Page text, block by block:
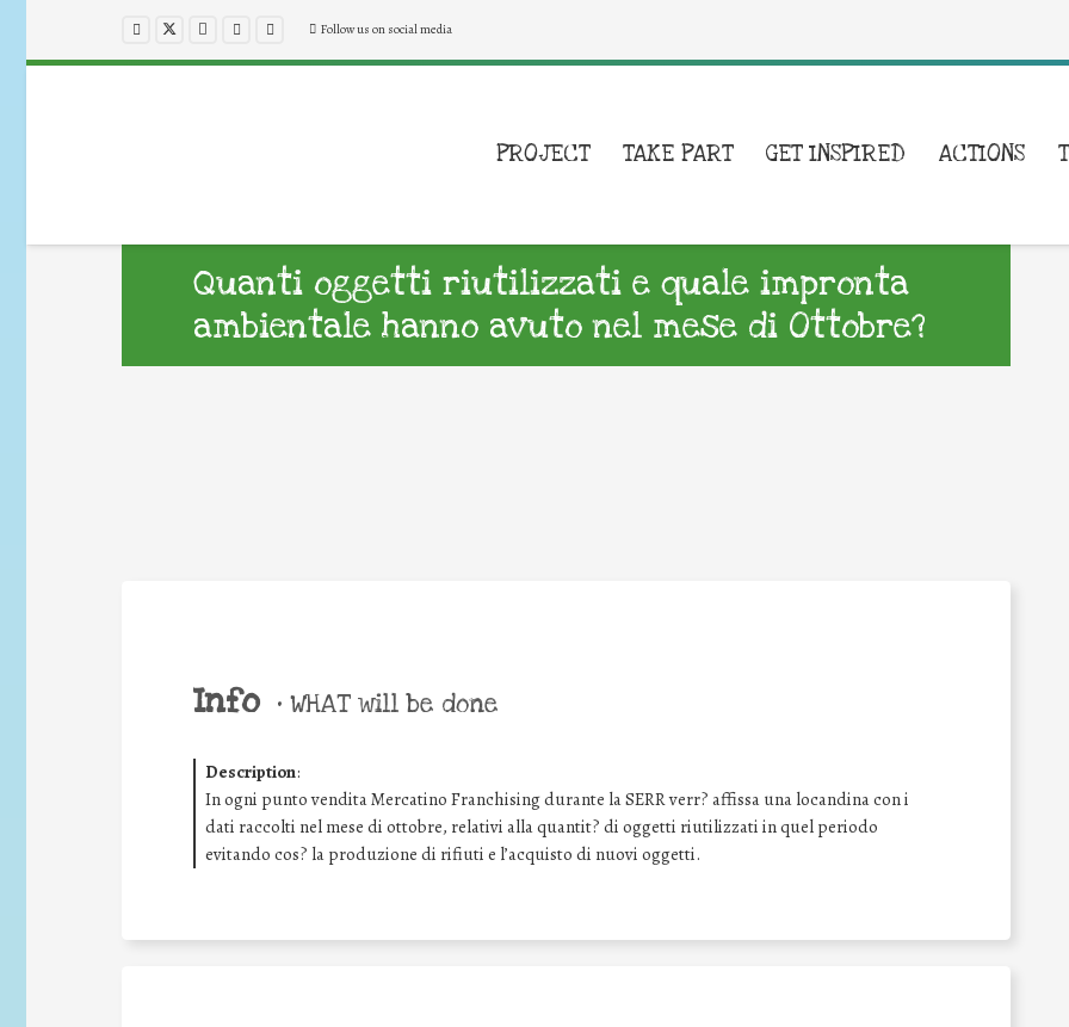
Follow us on social media
PROJECT TAKE PART GET INSPIRED ACTIONS
Quanti oggetti riutilizzati e quale impronta
ambientale hanno avuto nel mese di Ottobre?
Info • WHAT will be done
Description:
In ogni punto vendita Mercatino Franchising durante la SERR verr? affissa una locandina con i
dati raccolti nel mese di ottobre, relativi alla quantit? di oggetti riutilizzati in quel periodo
evitando cos? la produzione di rifiuti e l’acquisto di nuovi oggetti.